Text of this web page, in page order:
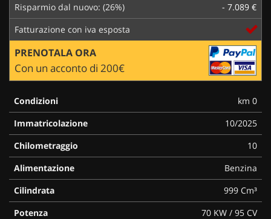
Risparmio dal nuovo: (26%)
- 7.089 €
Fatturazione con iva esposta
PRENOTALA ORA
Con un acconto di 200€
Condizioni
km 0
Immatricolazione
10/2025
Chilometraggio
10
Alimentazione
Benzina
Cilindrata
999 Cm³
Potenza
70 KW / 95 CV